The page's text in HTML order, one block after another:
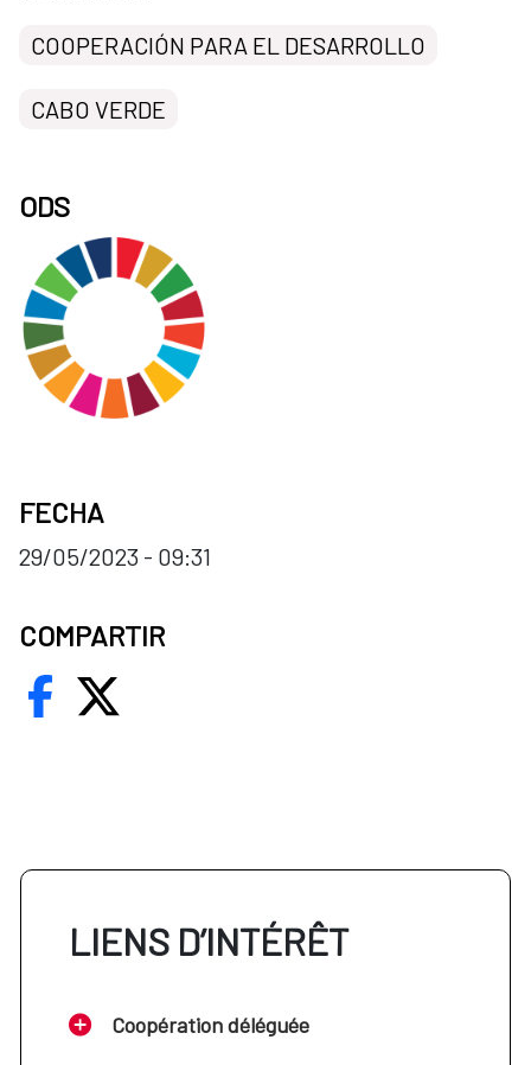
COOPERACIÓN PARA EL DESARROLLO
CABO VERDE
ODS
FECHA
29/05/2023 - 09:31
COMPARTIR
LIENS D’INTÉRÊT
Coopération déléguée